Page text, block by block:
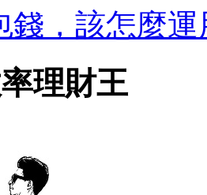
錢，該怎麼運
理財王